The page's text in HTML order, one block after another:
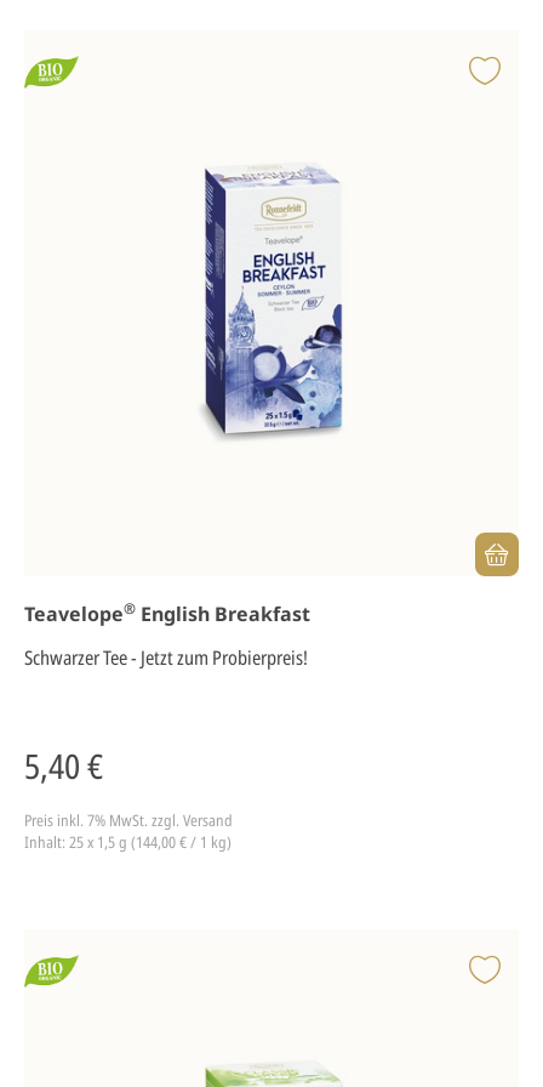
Teavelope® English Breakfast
Schwarzer Tee - Jetzt zum Probierpreis!
5,40 €
Preis inkl. 7% MwSt. zzgl. Versand
Inhalt: 25 x 1,5 g (144,00 € / 1 kg)